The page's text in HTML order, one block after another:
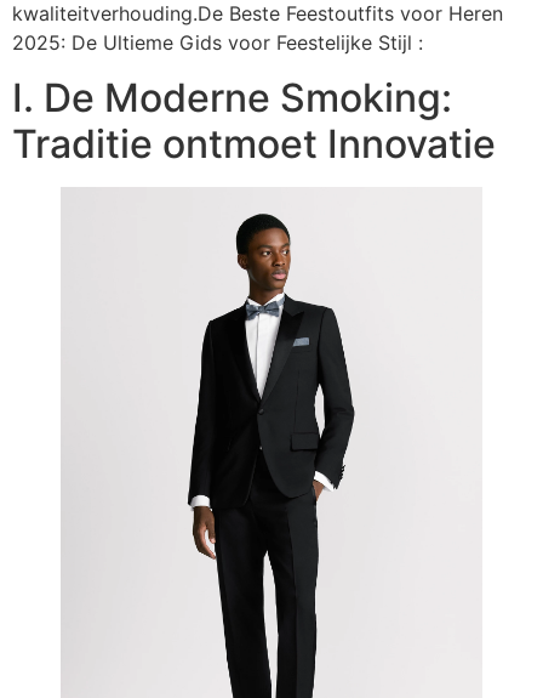
kwaliteitverhouding.De Beste Feestoutfits voor Heren
2025: De Ultieme Gids voor Feestelijke Stijl :
I. De Moderne Smoking:
Traditie ontmoet Innovatie